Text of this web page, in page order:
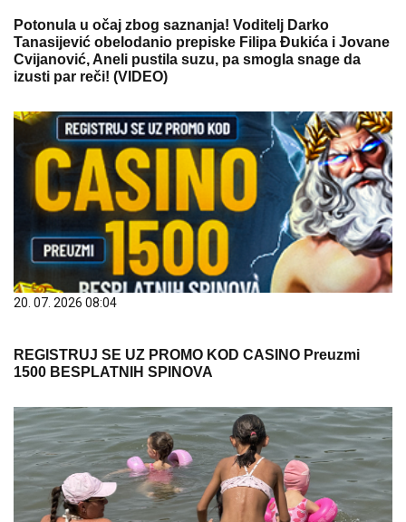
Potonula u očaj zbog saznanja! Voditelj Darko
Tanasijević obelodanio prepiske Filipa Đukića i Jovane
Cvijanović, Aneli pustila suzu, pa smogla snage da
izusti par reči! (VIDEO)
20. 07. 2026 08:04
REGISTRUJ SE UZ PROMO KOD CASINO Preuzmi
1500 BESPLATNIH SPINOVA